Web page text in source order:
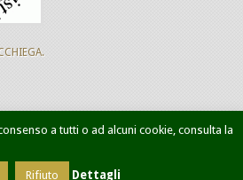
Sol Levante
a tutti o ad alcuni cookie, consulta la
Rifiuto Dettagli